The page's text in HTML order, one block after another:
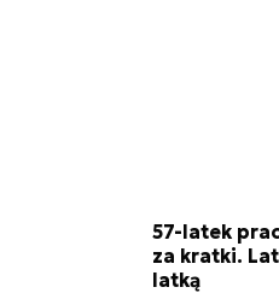
57-latek
za kratki.
latką